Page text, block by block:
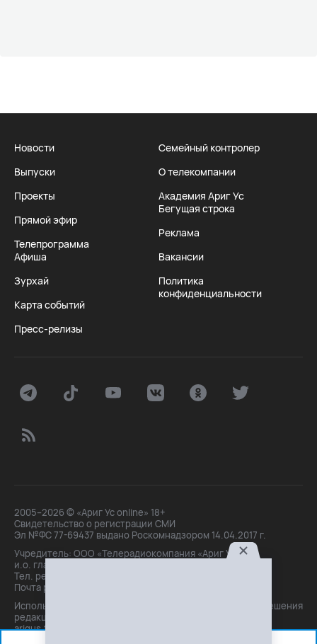
Новости
Выпуски
Проекты
Прямой эфир
Телепрограмма
Афиша
Зурхай
Карта событий
Пресс-релизы
Семейный контролер
О телекомпании
Академия Ариг Ус
Бегущая строка
Реклама
Вакансии
Политика
конфиденциальности
2005–2026 © «Ариг Ус online» 18+
Свидетельство о регистрации СМИ
Эл №ФС 77-69437 выдано Роскомнадзором 14.04.2017 г.
Учредитель: ООО «Телерадиокомпания «Ариг Ус»,
и.о. главного редактора: Маханова О.Б.
Тел. peдakции: +7(3012)21-30-14,
Почта peдakции: editor@arigus.tv
Использование материалов только с письменного разрешения
редакции. При цитировании прямая активная ссылка на
arigus.tv обязательна.